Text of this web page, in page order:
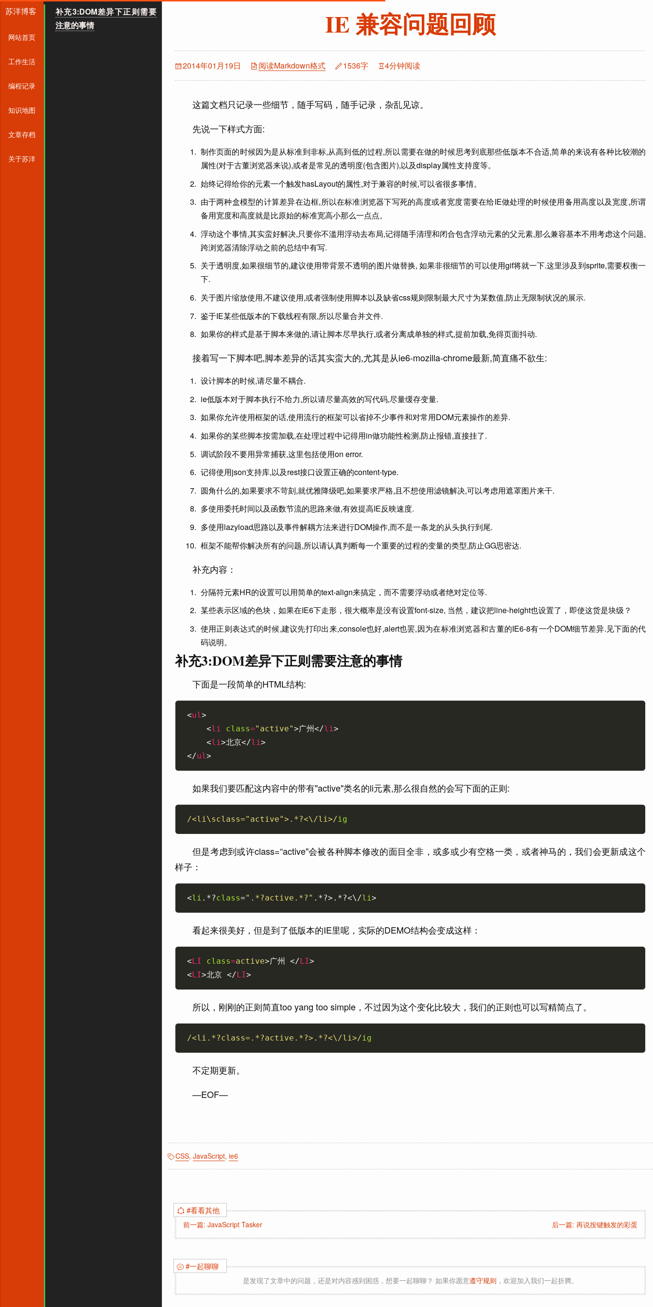
苏洋博客
网站首页
工作生活
编程记录
知识地图
文章存档
关于苏洋
补充3:DOM差异下正则需要
注意的事情
IE 兼容问题回顾
2014年01月19日 阅读Markdown格式 1536字 4分钟阅读
这篇文档只记录一些细节，随手写码，随手记录，杂乱见谅。
先说一下样式方面:
制作页面的时候因为是从标准到非标,从高到低的过程,所以需要在做的时候思考到底那些低版本不合适,简单的来说有各种比较潮的
属性(对于古董浏览器来说),或者是常见的透明度(包含图片),以及display属性支持度等。
始终记得给你的元素一个触发hasLayout的属性,对于兼容的时候,可以省很多事情。
由于两种盒模型的计算差异在边框,所以在标准浏览器下写死的高度或者宽度需要在给IE做处理的时候使用备用高度以及宽度,所谓
备用宽度和高度就是比原始的标准宽高小那么一点点。
浮动这个事情,其实蛮好解决,只要你不滥用浮动去布局,记得随手清理和闭合包含浮动元素的父元素,那么兼容基本不用考虑这个问题,
跨浏览器清除浮动之前的总结中有写.
关于透明度,如果很细节的,建议使用带背景不透明的图片做替换, 如果非很细节的可以使用gif将就一下.这里涉及到sprite,需要权衡一
下.
关于图片缩放使用,不建议使用,或者强制使用脚本以及缺省css规则限制最大尺寸为某数值,防止无限制状况的展示.
鉴于IE某些低版本的下载线程有限,所以尽量合并文件.
如果你的样式是基于脚本来做的,请让脚本尽早执行,或者分离成单独的样式,提前加载,免得页面抖动.
接着写一下脚本吧,脚本差异的话其实蛮大的,尤其是从ie6-mozilla-chrome最新,简直痛不欲生:
设计脚本的时候,请尽量不耦合.
ie低版本对于脚本执行不给力,所以请尽量高效的写代码,尽量缓存变量.
如果你允许使用框架的话,使用流行的框架可以省掉不少事件和对常用DOM元素操作的差异.
如果你的某些脚本按需加载,在处理过程中记得用in做功能性检测,防止报错,直接挂了.
调试阶段不要用异常捕获,这里包括使用on error.
记得使用json支持库,以及rest接口设置正确的content-type.
圆角什么的,如果要求不苛刻,就优雅降级吧,如果要求严格,且不想使用滤镜解决,可以考虑用遮罩图片来干.
多使用委托时间以及函数节流的思路来做,有效提高IE反映速度.
多使用lazyload思路以及事件解耦方法来进行DOM操作,而不是一条龙的从头执行到尾.
框架不能帮你解决所有的问题,所以请认真判断每一个重要的过程的变量的类型,防止GG思密达.
补充内容：
分隔符元素HR的设置可以用简单的text-align来搞定，而不需要浮动或者绝对定位等.
某些表示区域的色块，如果在IE6下走形，很大概率是没有设置font-size, 当然，建议把line-height也设置了，即使这货是块级？
使用正则表达式的时候,建议先打印出来,console也好,alert也罢,因为在标准浏览器和古董的IE6-8有一个DOM细节差异.见下面的代
码说明。
补充3:DOM差异下正则需要注意的事情
下面是一段简单的HTML结构:
<ul
    <
li class="active">广州</li
    <
li >北京</li
</ul
如果我们要匹配这内容中的带有"active"类名的li元素,那么很自然的会写下面的正则:
/<li\sclass="active">.*?<\/li>/ig
但是考虑到或许class=“active"会被各种脚本修改的面目全非，或多或少有空格一类，或者神马的，我们会更新成这个
样子：
<li .*?class=".*?active.*?" .*?>.*?<\/li >
看起来很美好，但是到了低版本的IE里呢，实际的DEMO结构会变成这样：
<LI class=active>广州 </LI
<LI>北京 </LI
所以，刚刚的正则简直too yang too simple，不过因为这个变化比较大，我们的正则也可以写精简点了。
/<li.*?class=.*?active.*?>.*?<\/li>/ig
不定期更新。
—EOF—
CSS, JavaScript, ie6
#看看其他
前一篇: JavaScript Tasker 后一篇: 再说按键触发的彩蛋
#一起聊聊
是发现了文章中的问题，还是对内容感到困惑，想要一起聊聊？ 如果你愿意遵守规则 ，欢迎加入我们一起折腾。